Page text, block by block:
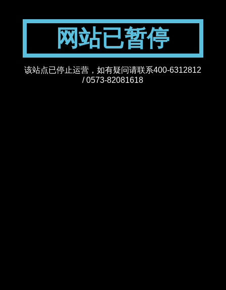
网站已暂停
该站点已停止运营，如有疑问请联系400-6312812
/ 0573-82081618